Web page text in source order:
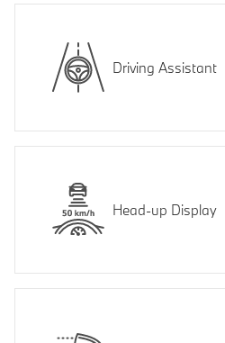
Driving Assistant
Head-up Display